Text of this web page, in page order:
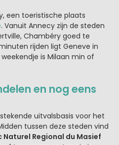
een toeristische plaats
. Vanuit Annecy zijn de steden
Chambéry goed te
rijden ligt Geneve in
is Milaan min of
en nog eens
uitvalsbasis voor het
tussen deze steden vind
Naturel Regional du Masief